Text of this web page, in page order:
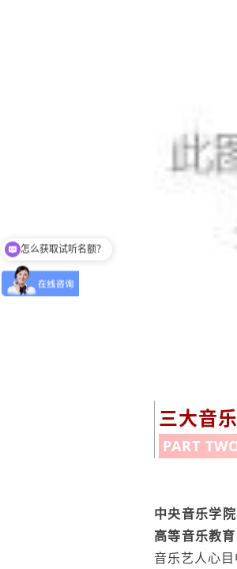
三大音
PART
中央音乐学
高等音乐教
音乐艺人心
留下【姓名】 【微信】即获取免费试听名额